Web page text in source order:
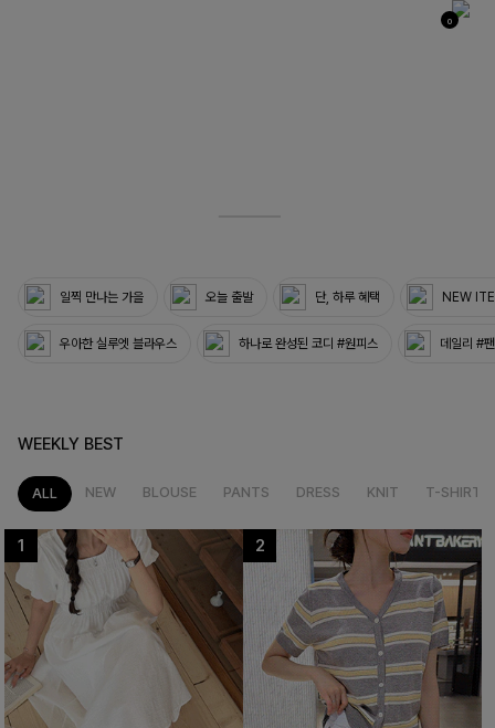
0
일찍 만나는 가을 오늘 출발 단, 하루 혜택 NEW
우아한 실루엣 블라우스 하나로 완성된 코디 #원피스 데일리 #
WEEKLY BEST
ALL NEW BLOUSE PANTS DRESS KNIT T-SHIRT